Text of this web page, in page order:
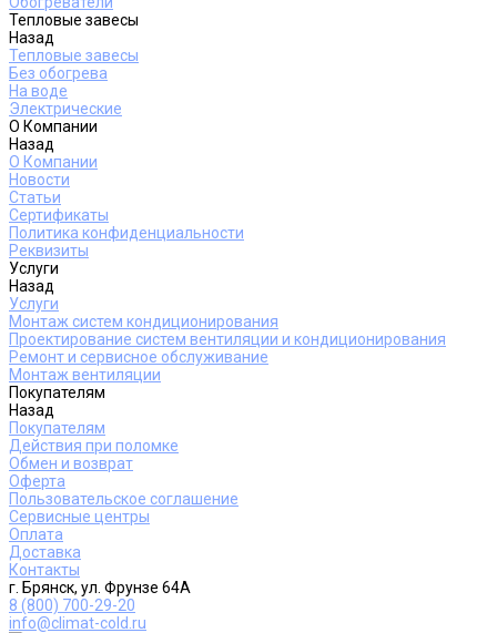
Тепловые завесы
Назад
Тепловые завесы
Без обогрева
На воде
Электрические
О Компании
Назад
О Компании
Новости
Статьи
Сертификаты
Политика конфиденциальности
Реквизиты
Услуги
Назад
Услуги
Монтаж систем кондиционирования
Проектирование систем вентиляции и кондиционирования
Ремонт и сервисное обслуживание
Монтаж вентиляции
Покупателям
Назад
Покупателям
Действия при поломке
Обмен и возврат
Оферта
Пользовательское соглашение
Сервисные центры
Оплата
Доставка
Контакты
г. Брянск, ул. Фрунзе 64А
8 (800) 700-29-20
info@climat-cold.ru